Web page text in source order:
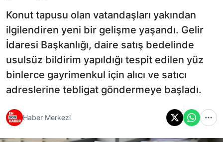
Konut tapusu olan vatandaşları yakından
ilgilendiren yeni bir gelişme yaşandı. Gelir
İdaresi Başkanlığı, daire satış bedelinde
usulsüz bildirim yapıldığı tespit edilen yüz
binlerce gayrimenkul için alıcı ve satıcı
adreslerine tebligat göndermeye başladı.
Haber Merkezi